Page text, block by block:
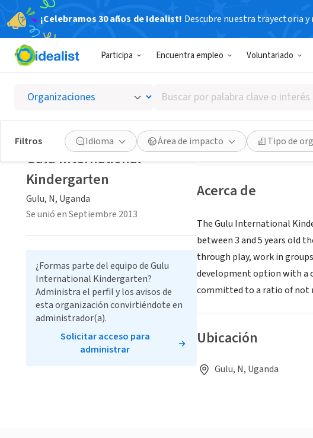
¡Celebramos 30 años de Idealist! Descubre nuestra trayectoria
Participa Encuentra empleo Voluntariado
Buscar
por
palabra
clave
o
interés
Filtros Idioma Área de impacto Tipo de
Gulu
Gulu, N, Uganda
Guardar
Acerca de
The Gulu International
between 3 and 5 years old
through play, work in
development option with a
committed to a ratio of not
Ubicación
Gulu, N, Uganda
Gulu International
Kindergarten
Gulu, N, Uganda
Se unió en Septiembre 2013
¿Formas parte del equipo de Gulu
International Kindergarten?
Administra el perfil y los avisos de
esta organización convirtiéndote en
administrador(a).
Solicitar acceso para
administrar